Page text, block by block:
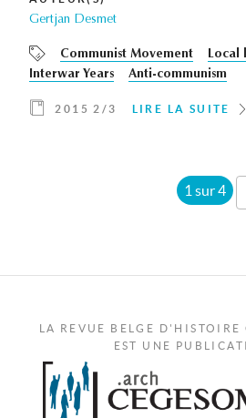
Gertjan Desmet
Communist Movement
Local
Interwar Years
Anti-communism
2015 2/3 LIRE LA SUITE
1 sur 4
LA REVUE BELGE
EST UNE